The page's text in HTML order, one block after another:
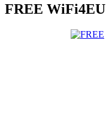
FREE WiFi4EU